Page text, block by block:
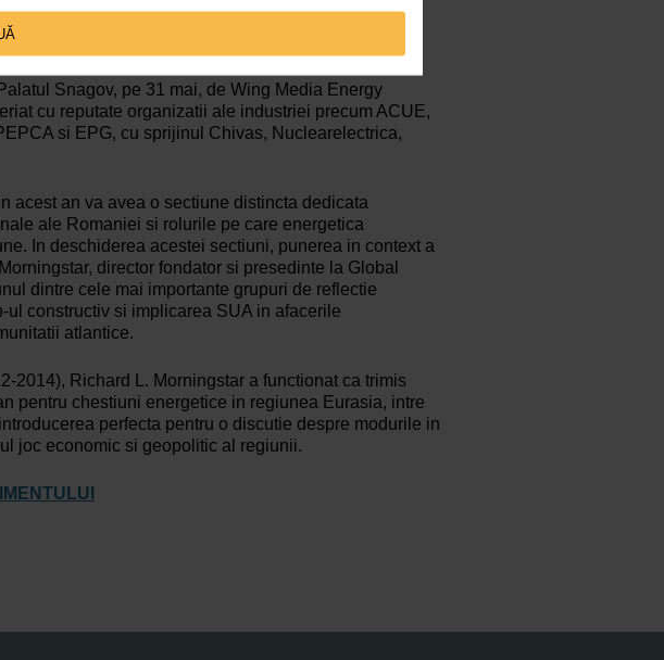
Snagov, pe 31 mai, de Wing Media Energy
cu reputate organizatii ale industriei precum ACUE,
si EPG, cu sprijinul Chivas, Nuclearelectrica,
acest an va avea o sectiune distincta dedicata
ale Romaniei si rolurile pe care energetica
In deschiderea acestei sectiuni, punerea in context a
director fondator si presedinte la Global
dintre cele mai importante grupuri de reflectie
constructiv si implicarea SUA in afacerile
atlantice.
2014), Richard L. Morningstar a functionat ca trimis
pentru chestiuni energetice in regiunea Eurasia, intre
perfecta pentru o discutie despre modurile in
joc economic si geopolitic al regiunii.